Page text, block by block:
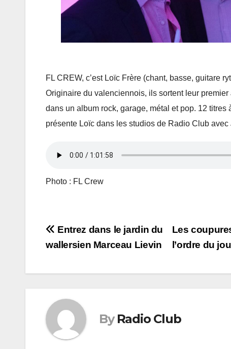
FL CREW, c’est Loïc Frère (chant, basse, guitare
Originaire du valenciennois, ils sortent leur
dans un album rock, garage, métal et pop. 12
présente Loïc dans les studios de Radio Club avec
Photo : FL Crew
Navigation
de
l’article
Les
l’ordre du
Entrez dans le jardin du
wallersien Marceau Lievin
By Radio Club